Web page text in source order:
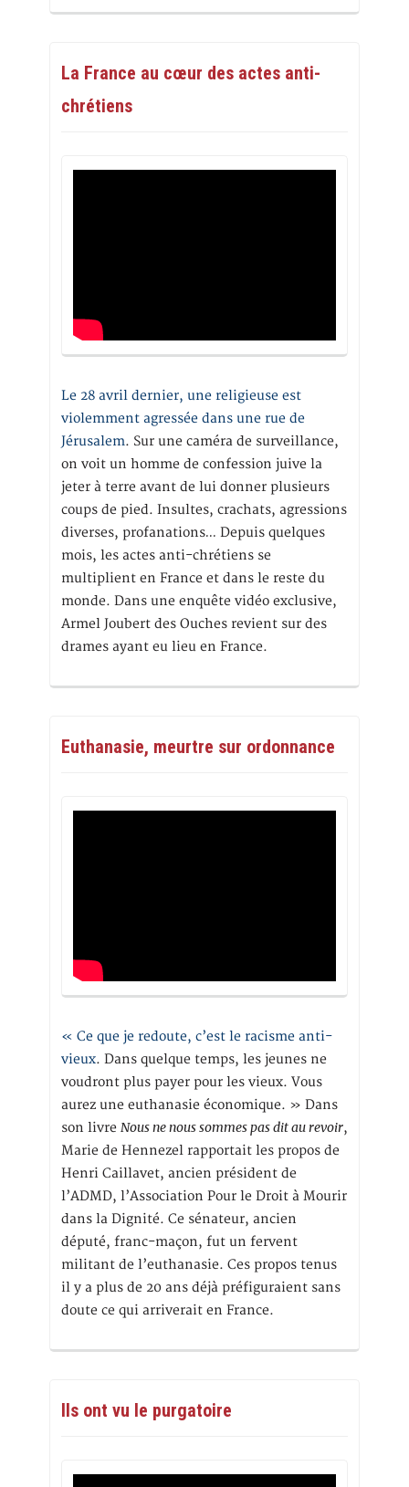
La France au cœur des actes anti-
chrétiens
Le 28 avril dernier, une religieuse est
violemment agressée dans une rue de
Jérusalem. Sur une caméra de surveillance,
on voit un homme de confession juive la
jeter à terre avant de lui donner plusieurs
coups de pied. Insultes, crachats, agressions
diverses, profanations… Depuis quelques
mois, les actes anti-chrétiens se
multiplient en France et dans le reste du
monde. Dans une enquête vidéo exclusive,
Armel Joubert des Ouches revient sur des
drames ayant eu lieu en France.
Euthanasie, meurtre sur ordonnance
« Ce que je redoute, c’est le racisme anti-
vieux. Dans quelque temps, les jeunes ne
voudront plus payer pour les vieux. Vous
aurez une euthanasie économique. » Dans
son livre Nous ne nous sommes pas dit au revoir,
Marie de Hennezel rapportait les propos de
Henri Caillavet, ancien président de
l’ADMD, l’Association Pour le Droit à Mourir
dans la Dignité. Ce sénateur, ancien
député, franc-maçon, fut un fervent
militant de l’euthanasie. Ces propos tenus
il y a plus de 20 ans déjà préfiguraient sans
doute ce qui arriverait en France.
Ils ont vu le purgatoire